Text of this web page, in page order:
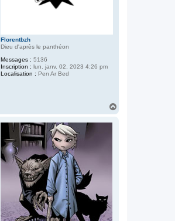
Florentbzh
Dieu d'après le panthéon
Messages : 5136
Inscription : lun. janv. 02, 2023 4:26 pm
Localisation : Pen Ar Bed